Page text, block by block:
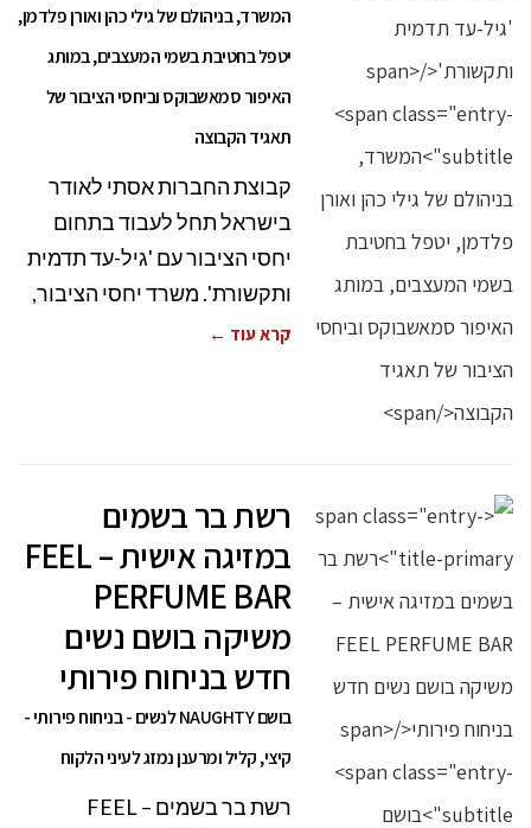
המשרד, בניהולם של גילי כהן ואורן פלדמן,
יטפל בחטיבת בשמי המעצבים, במותג
האיפור סמאשבוקס וביחסי הציבור של
תאגיד הקבוצה
קבוצת החברות אסתי לאודר
בישראל תחל לעבוד בתחום
יחסי הציבור עם 'גיל-עד תדמית
ותקשורת'. משרד יחסי הציבור,
קרא עוד ←
רשת בר בשמים
במזיגה אישית – FEEL
PERFUME BAR
משיקה בושם נשים
חדש בניחוח פירותי
בושם NAUGHTY לנשים - בניחוח פירותי -
קיצי, קליל ומרענן נמזג לעיני הלקוח
רשת בר בשמים – FEEL